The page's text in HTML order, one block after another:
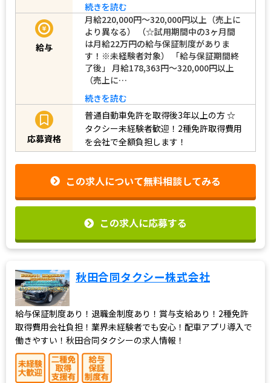
続きを読む
給与
月給220,000円～320,000円以上（売上に
より異なる） （☆試用期間中の3ヶ月間
は月給22万円の給与保証制度がありま
す！※未経験者対象） 「給与保証期間終
了後」 月給178,363円～320,000円以上
（売上に…
続きを読む
応募資格
普通自動車免許を取得後3年以上の方☆
タクシー未経験者歓迎！2種免許取得費用
を会社で全額負担します！
この求人について無料相談してみる
この求人に応募する
秋田合同タクシー株式会社
給与保証制度あり！退職金制度あり！賞与支給あり！2種免許
取得費用会社負担！業界未経験者でも安心！配車アプリ導入で
働きやすい！秋田合同タクシーの求人情報！